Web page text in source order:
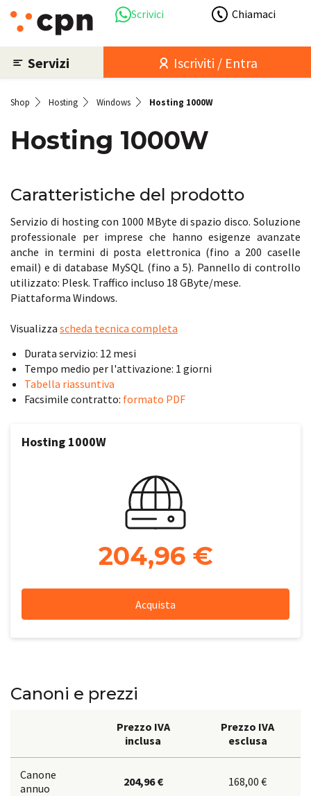
Scrivici Chiamaci
Servizi Iscriviti / Entra
Shop Hosting Windows Hosting 1000W
Hosting 1000W
Caratteristiche del prodotto
Servizio di hosting con 1000 MByte di spazio disco. Soluzione
professionale per imprese che hanno esigenze avanzate
anche in termini di posta elettronica (fino a 200 caselle
email) e di database MySQL (fino a 5). Pannello di controllo
utilizzato: Plesk. Traffico incluso 18 GByte/mese.
Piattaforma Windows.
Visualizza scheda tecnica completa
Durata servizio: 12 mesi
Tempo medio per l'attivazione: 1 giorni
Tabella riassuntiva
Facsimile contratto: formato PDF
Hosting 1000W
204,96 €
Canoni e prezzi
Prezzo IVA
inclusa
Prezzo IVA
esclusa
Canone
annuo
204,96 € 168,00 €